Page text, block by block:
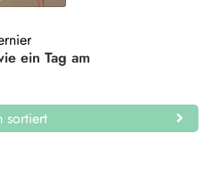
ein Tag am
sortiert